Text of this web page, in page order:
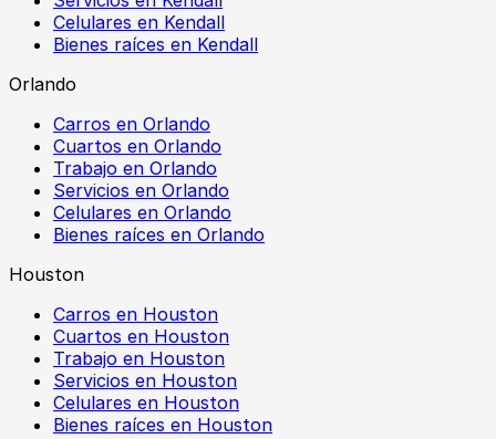
Celulares en Kendall
Bienes raíces en Kendall
Orlando
Carros en Orlando
Cuartos en Orlando
Trabajo en Orlando
Servicios en Orlando
Celulares en Orlando
Bienes raíces en Orlando
Houston
Carros en Houston
Cuartos en Houston
Trabajo en Houston
Servicios en Houston
Celulares en Houston
Bienes raíces en Houston